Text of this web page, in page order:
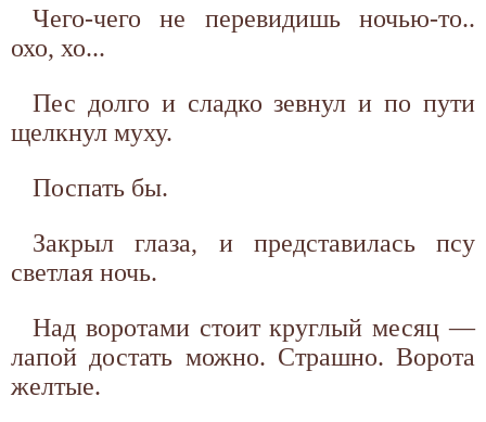
Чего-чего не перевидишь ночью-то..
охо, хо...
Пес долго и сладко зевнул и по пути
щелкнул муху.
Поспать бы.
Закрыл глаза, и представилась псу
светлая ночь.
Над воротами стоит круглый месяц —
лапой достать можно. Страшно. Ворота
желтые.